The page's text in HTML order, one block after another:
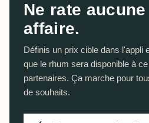
Ne rate
affaire.
Définis un prix cible dans l'appli
que le rhum sera disponible à
partenaires. Ça marche pour
de souhaits.